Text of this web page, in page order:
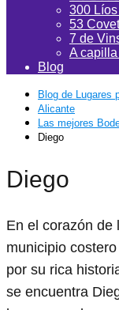
300
53
7 de
A
Blog
Blog de Lugares
Alicante
Las mejores
Diego
Diego
En el corazón de
municipio
por su rica
se encuentra